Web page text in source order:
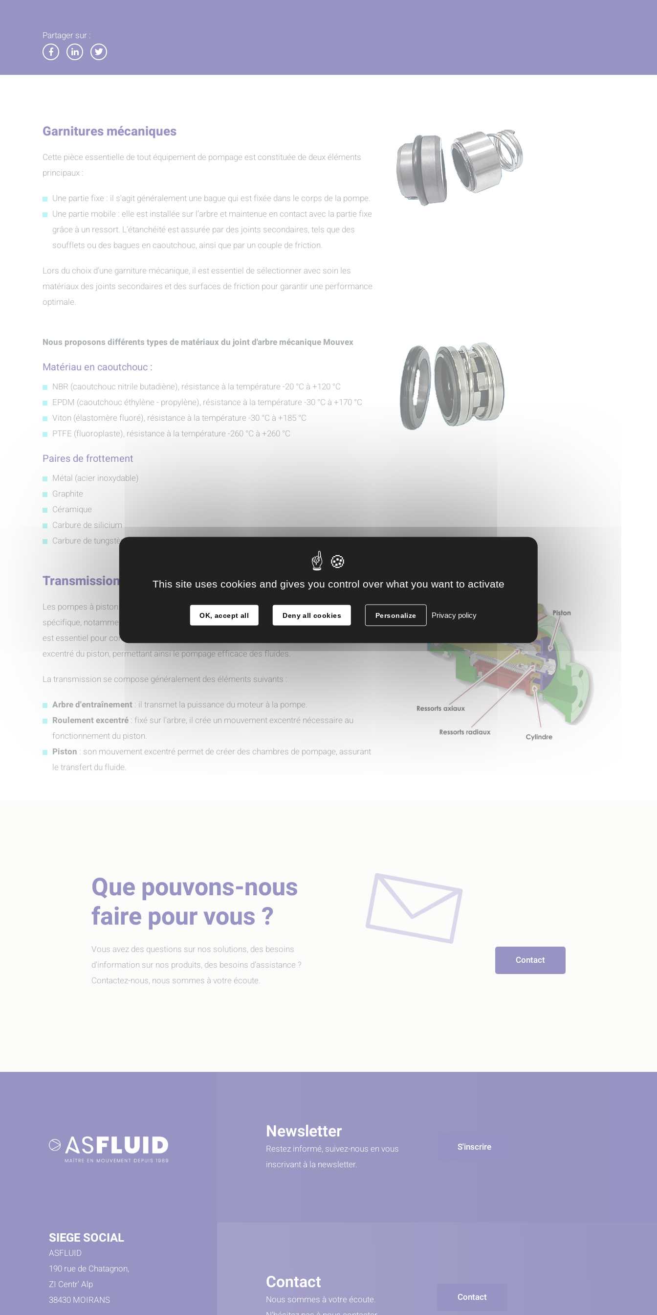
Partager sur :
Partager
sur
Partager
sur
Partager
sur
Garnitures mécaniques
Cette pièce essentielle de tout équipement de pompage est constituée de deux éléments
principaux :
Une partie fixe : il s'agit généralement une bague qui est fixée dans le corps de la pompe.
Une partie mobile : elle est installée sur l’arbre et maintenue en contact avec la partie fixe
grâce à un ressort. L’étanchéité est assurée par des joints secondaires, tels que des
soufflets ou des bagues en caoutchouc, ainsi que par un couple de friction.
Lors du choix d’une garniture mécanique, il est essentiel de sélectionner avec soin les
matériaux des joints secondaires et des surfaces de friction pour garantir une performance
optimale.
Nous proposons différents types de matériaux du joint d'arbre mécanique Mouvex
Matériau en caoutchouc :
NBR (caoutchouc nitrile butadiène), résistance à la température -20 °C à +120 °C
EPDM (caoutchouc éthylène - propylène), résistance à la température -30 °C à +170 °C
Viton (élastomère fluoré), résistance à la température -30 °C à +185 °C
PTFE (fluoroplaste), résistance à la température -260 °C à +260 °C
Paires de frottement
Métal (acier inoxydable)
Graphite
Céramique
Carbure de silicium
Carbure de tungstène
Transmission complète
Les pompes à piston excentré de la marque Mouvex sont reconnues pour leur conception
spécifique, notamment en ce qui concerne leursystème de transmission. Ce mécanisme
est essentiel pour convertir le mouvement rotatif de l'arbre moteur en un mouvement
excentré du piston, permettant ainsi le pompage efficace des fluides.
La transmission se compose généralement des éléments suivants :
Arbre d'entraînement : il transmet la puissance du moteur à la pompe.
Roulement excentré : fixé sur l'arbre, il crée un mouvement excentré nécessaire au
fonctionnement du piston.
Piston : son mouvement excentré permet de créer des chambres de pompage, assurant
le transfert du fluide.
Que pouvons-nous
faire pour vous ?
Vous avez des questions sur nos solutions, des besoins
d'information sur nos produits, des besoins d’assistance ?
Contactez-nous, nous sommes à votre écoute.
Contact
SIEGE SOCIAL
ASFLUID
190 rue de Chatagnon,
ZI Centr' Alp
38430 MOIRANS
Newsletter
Restez informé, suivez-nous en vous
inscrivant à la newsletter.
S'inscrire
Contact
Nous sommes à votre écoute.
Contact
This site uses cookies and gives you control over what you want to activate
OK, accept all Deny all cookies Personalize Privacy policy